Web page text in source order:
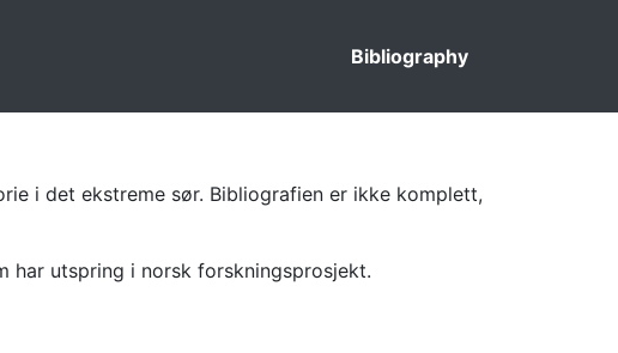
Bibliography
i det ekstreme sør. Bibliografien er ikke komplett,
har utspring i norsk forskningsprosjekt.